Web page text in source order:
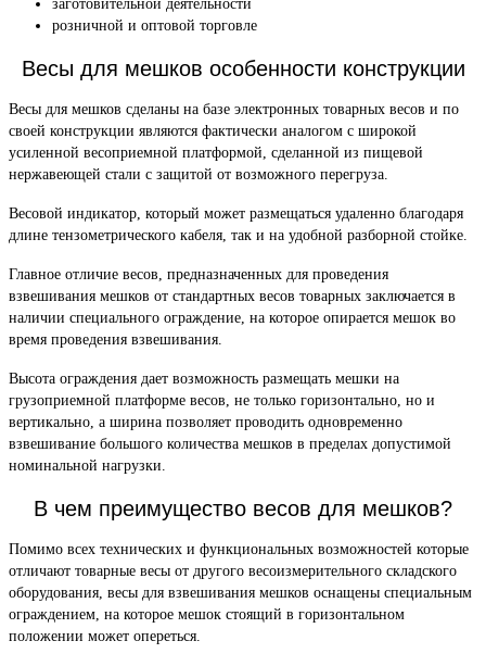
заготовительной деятельности
розничной и оптовой торговле
Весы для мешков особенности конструкции
Весы для мешков сделаны на базе электронных товарных весов и по
своей конструкции являются фактически аналогом с широкой
усиленной весоприемной платформой, сделанной из пищевой
нержавеющей стали с защитой от возможного перегруза.
Весовой индикатор, который может размещаться удаленно благодаря
длине тензометрического кабеля, так и на удобной разборной стойке.
Главное отличие весов, предназначенных для проведения
взвешивания мешков от стандартных весов товарных заключается в
наличии специального ограждение, на которое опирается мешок во
время проведения взвешивания.
Высота ограждения дает возможность размещать мешки на
грузоприемной платформе весов, не только горизонтально, но и
вертикально, а ширина позволяет проводить одновременно
взвешивание большого количества мешков в пределах допустимой
номинальной нагрузки.
В чем преимущество весов для мешков?
Помимо всех технических и функциональных возможностей которые
отличают товарные весы от другого весоизмерительного складского
оборудования, весы для взвешивания мешков оснащены специальным
ограждением, на которое мешок стоящий в горизонтальном
положении может опереться.